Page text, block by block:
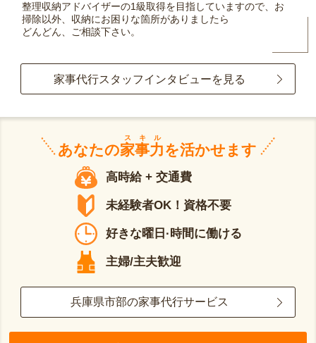
整理収納アドバイザーの1級取得を目指していますので、お
掃除以外、収納にお困りな箇所がありましたら
どんどん、ご相談下さい。
家事代行スタッフインタビューを見る
あなたの家事力
スキル
を活かせます
高時給 + 交通費
未経験者OK！資格不要
好きな曜日·時間に働ける
主婦/主夫歓迎
兵庫県市部の家事代行サービス